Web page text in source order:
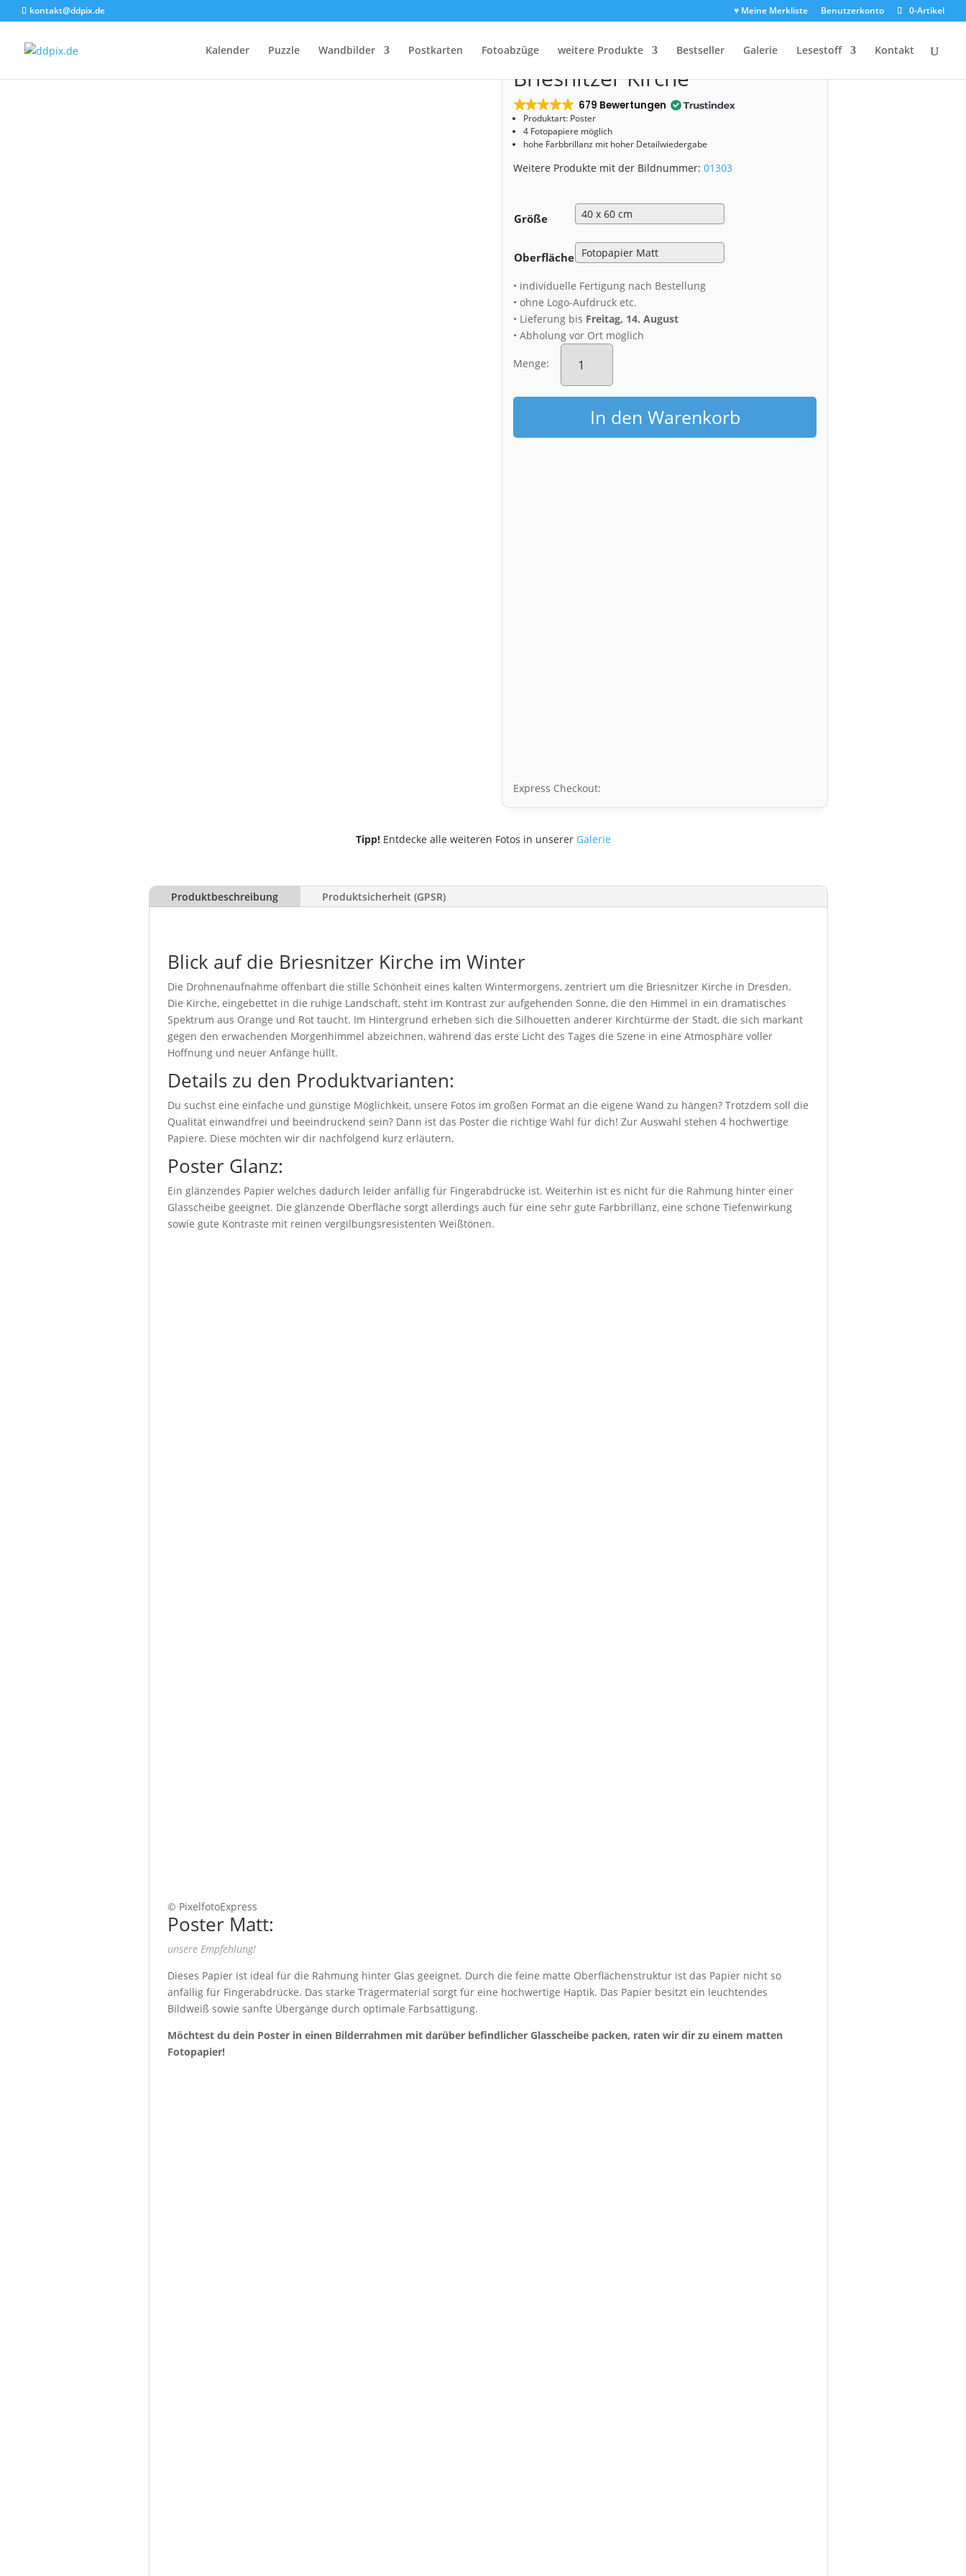
kontakt@ddpix.de ♥ Meine Merkliste Benutzerkonto 0-Artikel
Kalender Puzzle Wandbilder Postkarten Fotoabzüge weitere Produkte Bestseller Galerie Lesestoff Kontakt
Start/Shop/Poster/ Poster (01303) Briesnitzer Kirche
Poster (01303)
Briesnitzer Kirche
679 Bewertungen
Produktart: Poster
4 Fotopapiere möglich
hohe Farbbrillanz mit hoher Detailwiedergabe
Weitere Produkte mit der Bildnummer:01303
Größe
Oberfläche
• individuelle Fertigung nach Bestellung
• ohne Logo-Aufdruck etc.
• Lieferung bis Freitag, 14. August
• Abholung vor Ort möglich
Menge:
Poster
(01303)
Kirche
Menge
In den Warenkorb
Express Checkout:
Tipp!Entdecke alle weiteren Fotos in unserer Galerie
Produktbeschreibung Produktsicherheit (GPSR)
Blick auf die Briesnitzer Kirche im Winter
Die Drohnenaufnahme offenbart die stille Schönheit eines kalten Wintermorgens, zentriert um die Briesnitzer Kirche in Dresden.
Die Kirche, eingebettet in die ruhige Landschaft, steht im Kontrast zur aufgehenden Sonne, die den Himmel in ein dramatisches
Spektrum aus Orange und Rot taucht. Im Hintergrund erheben sich die Silhouetten anderer Kirchtürme der Stadt, die sich markant
gegen den erwachenden Morgenhimmel abzeichnen, während das erste Licht des Tages die Szene in eine Atmosphäre voller
Hoffnung und neuer Anfänge hüllt.
Details zu den Produktvarianten:
Du suchst eine einfache und günstige Möglichkeit, unsere Fotos im großen Format an die eigene Wand zu hängen? Trotzdem soll die
Qualität einwandfrei und beeindruckend sein? Dann ist das Poster die richtige Wahl für dich! Zur Auswahl stehen 4 hochwertige
Papiere. Diese möchten wir dir nachfolgend kurz erläutern.
Poster Glanz:
Ein glänzendes Papier welches dadurch leider anfällig für Fingerabdrücke ist. Weiterhin ist es nicht für die Rahmung hinter einer
Glasscheibe geeignet. Die glänzende Oberfläche sorgt allerdings auch für eine sehr gute Farbbrillanz, eine schöne Tiefenwirkung
sowie gute Kontraste mit reinen vergilbungsresistenten Weißtönen.
© PixelfotoExpress
Poster Matt:
unsere Empfehlung!
Dieses Papier ist ideal für die Rahmung hinter Glas geeignet. Durch die feine matte Oberflächenstruktur ist das Papier nicht so
anfällig für Fingerabdrücke. Das starke Trägermaterial sorgt für eine hochwertige Haptik. Das Papier besitzt ein leuchtendes
Bildweiß sowie sanfte Übergänge durch optimale Farbsättigung.
Möchtest du dein Poster in einen Bilderrahmen mit darüber befindlicher Glasscheibe packen, raten wir dir zu einem matten
Fotopapier!